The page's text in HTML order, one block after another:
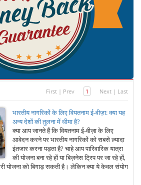
First | Prev 1 Next | Last
भारतीय नागरिकों के लिए वियतनाम ई-वीज़ा: क्या यह
अन्य देशों की तुलना में धीमा है?
क्या आप जानते हैं कि वियतनाम ई-वीज़ा के लिए
आवेदन करने पर भारतीय नागरिकों को सबसे ज़्यादा
इंतजार करना पड़ता है? चाहे आप पारिवारिक यात्रा
की योजना बना रहे हों या बिज़नेस ट्रिप पर जा रहे हों,
योजना को बिगाड़ सकती है। लेकिन क्या ये केवल संयोग